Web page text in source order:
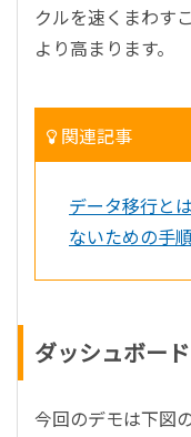
クルを速くまわす
より高まります。
関連記事
データ移行と
ないための手
ダッシュボー
今回のデモは下図